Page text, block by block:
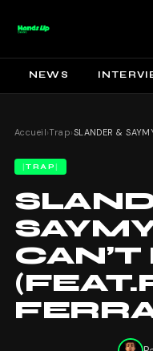
NEWS
Accueil›Trap›
TRAP